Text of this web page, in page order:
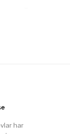
1699,00 kr.
priset är: 1274,00 kr.
har